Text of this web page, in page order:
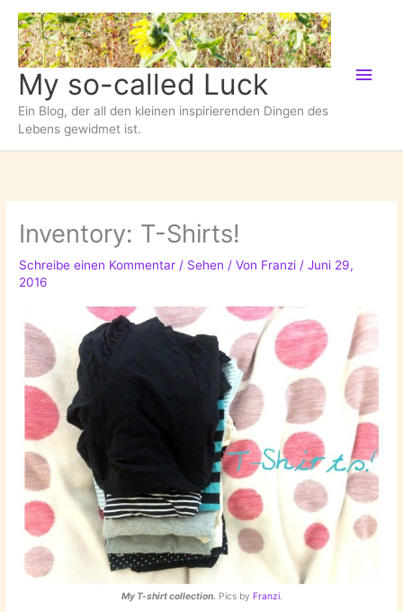
Zum
Inhalt
springen
My so-called Luck
Ein Blog, der all den kleinen inspirierenden Dingen des
Lebens gewidmet ist.
Inventory: T-Shirts!
Schreibe einen Kommentar / Sehen / Von Franzi/Juni 29,
2016
My T-shirt collection. Pics by Franzi.